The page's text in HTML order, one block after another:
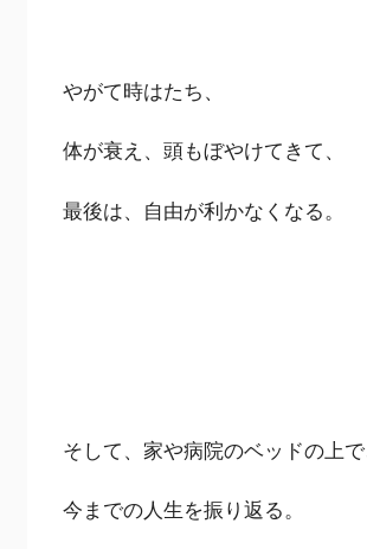
やがて時はたち、
体が衰え、頭もぼやけてきて、
最後は、自由が利かなくなる。
そして、家や病院のベッドの上で
今までの人生を振り返る。